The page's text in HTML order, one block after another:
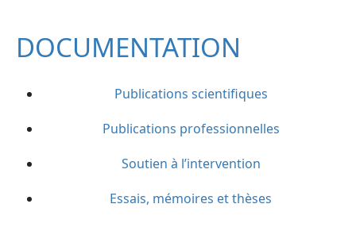
DOCUMENTATION
Publications scientifiques
Publications professionnelles
Soutien à l’intervention
Essais, mémoires et thèses